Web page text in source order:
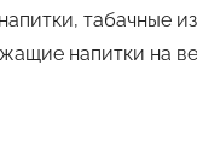
табачные
напитки на